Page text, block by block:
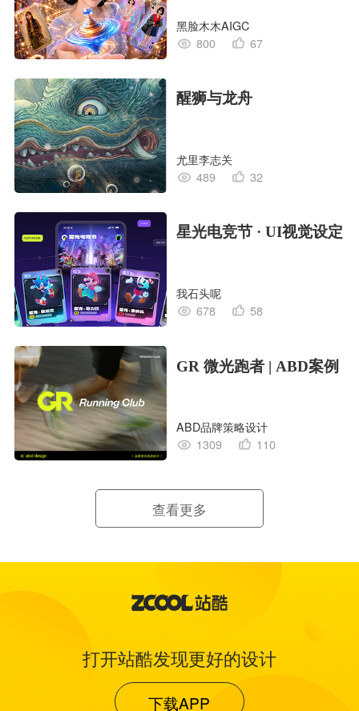
黑脸木木AIGC
800
67
醒狮与龙舟
尤里李志关
489
32
星光电竞节 · UI视觉设定
我石头呢
678
58
GR 微光跑者 | ABD案例
ABD品牌策略设计
1309
110
查看更多
打开站酷发现更好的设计
下载APP